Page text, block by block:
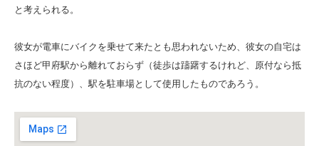
と考えられる。
彼女が電車にバイクを乗せて来たとも思われないため、彼女の自宅は
さほど甲府駅から離れておらず（徒歩は躊躇するけれど、原付なら抵
抗のない程度）、駅を駐車場として使用したものであろう。